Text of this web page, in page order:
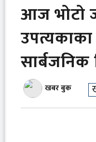
आज भोटो
सार्बजनिक
खबर बुक